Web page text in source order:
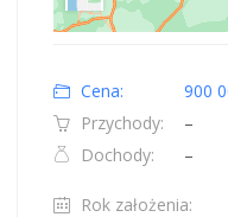
Road
Cena:
900
Przychody:
–
Dochody:
–
Rok założenia: